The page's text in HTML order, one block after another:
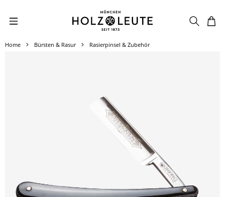
Zum Hauptinhalt springen
Home Bürsten & Rasur Rasierpinsel & Zubehör